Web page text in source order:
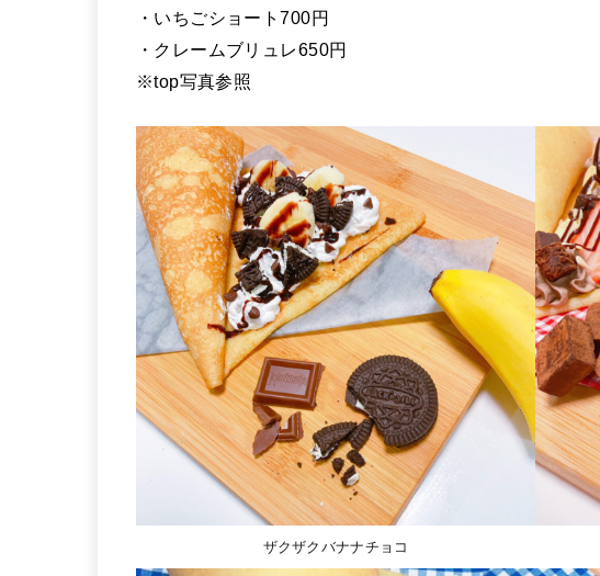
・いちごショート700円
・クレームブリュレ650円
※top写真参照
ザクザクバナナチョコ